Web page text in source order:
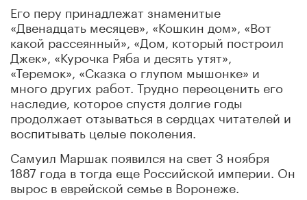
Его перу принадлежат знаменитые
«Двенадцать месяцев», «Кошкин дом», «Вот
какой рассеянный», «Дом, который построил
Джек», «Курочка Ряба и десять утят»,
«Теремок», «Сказка о глупом мышонке» и
много других работ. Трудно переоценить его
наследие, которое спустя долгие годы
продолжает отзываться в сердцах читателей и
воспитывать целые поколения.
Самуил Маршак появился на свет 3 ноября
1887 года в тогда еще Российской империи. Он
вырос в еврейской семье в Воронеже.